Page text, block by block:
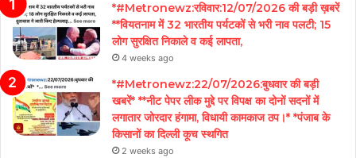
*#Metronewz:रविवार:12/07/2026 की बड़ी ख़बरें
**वियतनाम में 32 भारतीय पर्यटकों से भरी नाव पलटी; 15
लोग सुरक्षित निकाले व कई लापता,
4 weeks ago
*#Metronewz:22/07/2026:बुधवार की बड़ी
खबरें* **नीट पेपर लीक मुद्दे पर विपक्ष का दोनों सदनों में
लगातार जोरदार हंगामा, विधायी कामकाज ठप।* *पंजाब के
किसानों का दिल्ली कूच स्थगित
2 weeks ago